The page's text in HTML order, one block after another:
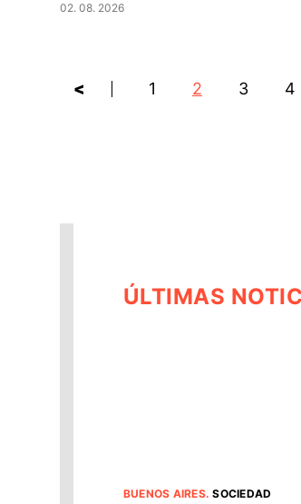
02. 08. 2026
< 1 2 3 4
ÚLTIMAS
BUENOS AIRES.SOCIEDAD